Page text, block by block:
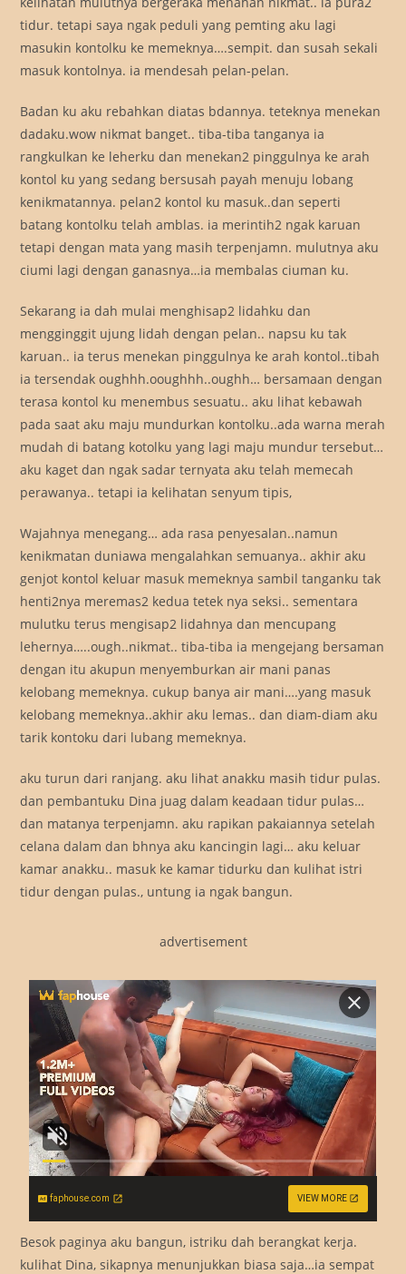
tidur. tetapi saya ngak peduli yang pemting aku lagi
masukin kontolku ke memeknya….sempit. dan susah sekali
masuk kontolnya. ia mendesah pelan-pelan.
Badan ku aku rebahkan diatas bdannya. teteknya menekan
dadaku.wow nikmat banget.. tiba-tiba tanganya ia
rangkulkan ke leherku dan menekan2 pinggulnya ke arah
kontol ku yang sedang bersusah payah menuju lobang
kenikmatannya. pelan2 kontol ku masuk..dan seperti
batang kontolku telah amblas. ia merintih2 ngak karuan
tetapi dengan mata yang masih terpenjamn. mulutnya aku
ciumi lagi dengan ganasnya…ia membalas ciuman ku.
Sekarang ia dah mulai menghisap2 lidahku dan
mengginggit ujung lidah dengan pelan.. napsu ku tak
karuan.. ia terus menekan pinggulnya ke arah kontol..tibah
ia tersendak oughhh.ooughhh..oughh… bersamaan dengan
terasa kontol ku menembus sesuatu.. aku lihat kebawah
pada saat aku maju mundurkan kontolku..ada warna merah
mudah di batang kotolku yang lagi maju mundur tersebut…
aku kaget dan ngak sadar ternyata aku telah memecah
perawanya.. tetapi ia kelihatan senyum tipis,
Wajahnya menegang… ada rasa penyesalan..namun
kenikmatan duniawa mengalahkan semuanya.. akhir aku
genjot kontol keluar masuk memeknya sambil tanganku tak
henti2nya meremas2 kedua tetek nya seksi.. sementara
mulutku terus mengisap2 lidahnya dan mencupang
lehernya…..ough..nikmat.. tiba-tiba ia mengejang bersaman
dengan itu akupun menyemburkan air mani panas
kelobang memeknya. cukup banya air mani….yang masuk
kelobang memeknya..akhir aku lemas.. dan diam-diam aku
tarik kontoku dari lubang memeknya.
aku turun dari ranjang. aku lihat anakku masih tidur pulas.
dan pembantuku Dina juag dalam keadaan tidur pulas…
dan matanya terpenjamn. aku rapikan pakaiannya setelah
celana dalam dan bhnya aku kancingin lagi… aku keluar
kamar anakku.. masuk ke kamar tidurku dan kulihat istri
tidur dengan pulas., untung ia ngak bangun.
advertisement
faphouse.com VIEW MORE
Besok paginya aku bangun, istriku dah berangkat kerja.
kulihat Dina, sikapnya menunjukkan biasa saja…ia sempat